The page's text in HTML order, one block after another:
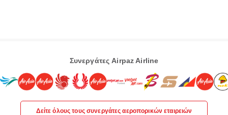
Συνεργάτες Airpaz Airline
Δείτε όλους τους συνεργάτες αεροπορικών εταιρειών